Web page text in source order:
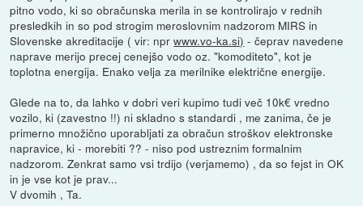
pitno vodo, ki so obračunska merila in se kontrolirajo v rednih
presledkih in so pod strogim meroslovnim nadzorom MIRS in
Slovenske akreditacije ( vir: nprwww.vo-ka.si) - čeprav navedene
naprave merijo precej cenejšo vodo oz. "komoditeto", kot je
toplotna energija. Enako velja za merilnike električne energije.
Glede na to, da lahko v dobri veri kupimo tudi več 10k€ vredno
vozilo, ki (zavestno !!) ni skladno s standardi , me zanima, če je
primerno množično uporabljati za obračun stroškov elektronske
napravice, ki - morebiti ?? - niso pod ustreznim formalnim
nadzorom. Zenkrat samo vsi trdijo (verjamemo) , da so fejst in OK
in je vse kot je prav...
V dvomih , Ta.